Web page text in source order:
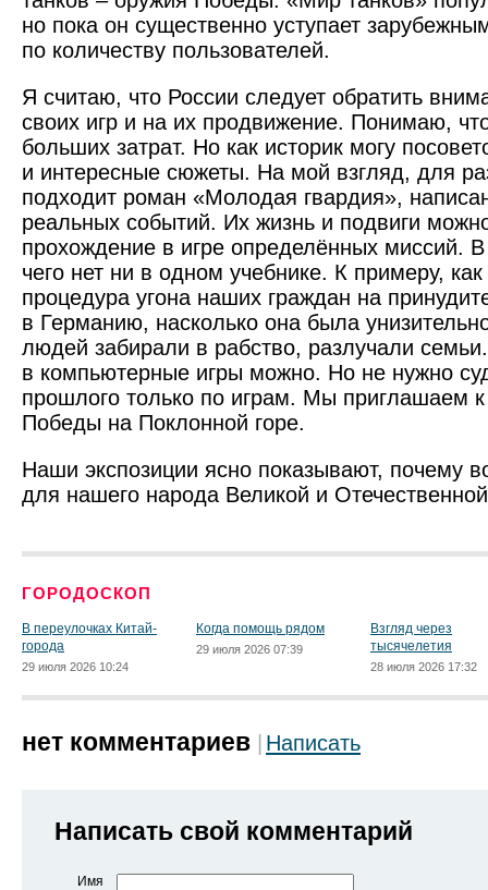
но пока он существенно уступает
по количеству пользователей.
Я считаю, что России следует обратить
своих игр и на их продвижение. Понимаю,
больших затрат. Но как историк могу
и интересные сюжеты. На мой взгляд, для
подходит роман «Молодая гвардия»,
реальных событий. Их жизнь и подвиги
прохождение в игре определённых миссий.
чего нет ни в одном учебнике. К примеру,
процедура угона наших граждан на
в Германию, насколько она была
людей забирали в рабство, разлучали
в компьютерные игры можно. Но не нужно
прошлого только по играм. Мы приглашаем
Победы на Поклонной горе.
Наши экспозиции ясно показывают, почему
для нашего народа Великой и
ГОРОДОСКОП
В переулочках Китай-
города
29 июля 2026 10:24
Когда помощь рядом
29 июля 2026 07:39
Взгляд через
тысячелетия
28 июля 2026 17:32
нет комментариев Написать
Написать свой комментарий
Имя